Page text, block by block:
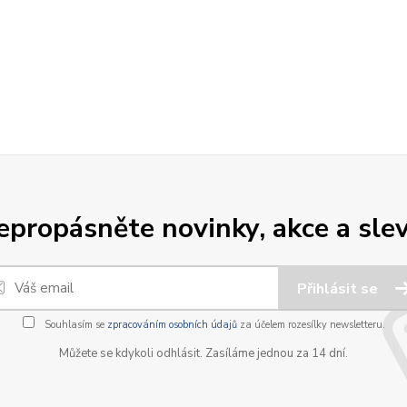
novinky, akce a
Přihlásit se
Souhlasím se zpracováním osobních údajůza účelem rozesílky newsletteru.
Můžete se kdykoli odhlásit. Zasíláme jednou za 14 dní.